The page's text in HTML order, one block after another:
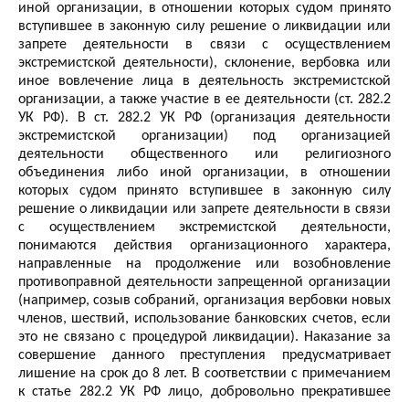
иной организации, в отношении которых судом принято
вступившее в законную силу решение о ликвидации или
запрете деятельности в связи с осуществлением
экстремистской деятельности), склонение, вербовка или
иное вовлечение лица в деятельность экстремистской
организации, а также участие в ее деятельности (ст. 282.2
УК РФ). В ст. 282.2 УК РФ (организация деятельности
экстремистской организации) под организацией
деятельности общественного или религиозного
объединения либо иной организации, в отношении
которых судом принято вступившее в законную силу
решение о ликвидации или запрете деятельности в связи
с осуществлением экстремистской деятельности,
понимаются действия организационного характера,
направленные на продолжение или возобновление
противоправной деятельности запрещенной организации
(например, созыв собраний, организация вербовки новых
членов, шествий, использование банковских счетов, если
это не связано с процедурой ликвидации). Наказание за
совершение данного преступления предусматривает
лишение на срок до 8 лет. В соответствии с примечанием
к статье 282.2 УК РФ лицо, добровольно прекратившее